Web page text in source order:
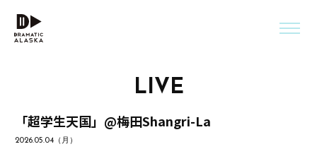
LIVE
「超学生天国」@梅田Shangri-La
2026.05.04（月）